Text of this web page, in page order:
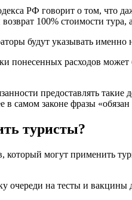
РФ говорит о том, что
100% стоимости
будут указывать именно
расходов может
предоставлять
самом законе фразы
туристы?
могут применить
очереди на тесты и